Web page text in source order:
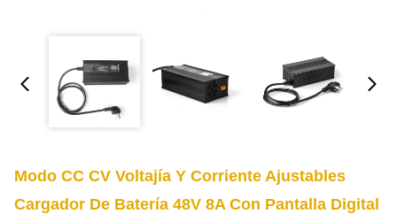
Modo CC CV Voltajía Y Corriente Ajustables
Cargador De Batería 48V 8A Con Pantalla Digital